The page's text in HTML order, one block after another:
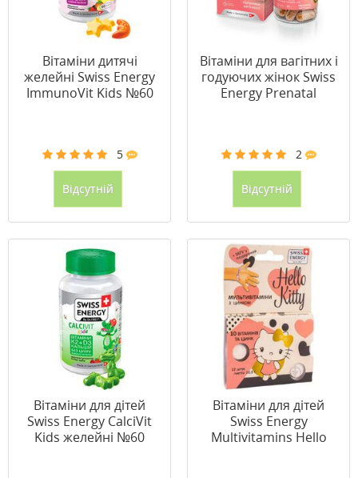
Вітаміни дитячі
желейні Swiss Energy
ImmunoVit Kids №60
5
Відсутній
Вітаміни для вагітних і
годуючих жінок Swiss
Energy Prenatal
2
Відсутній
Вітаміни для дітей
Swiss Energy CalciVit
Kids желейні №60
Вітаміни для дітей
Swiss Energy
Multivitamins Hello